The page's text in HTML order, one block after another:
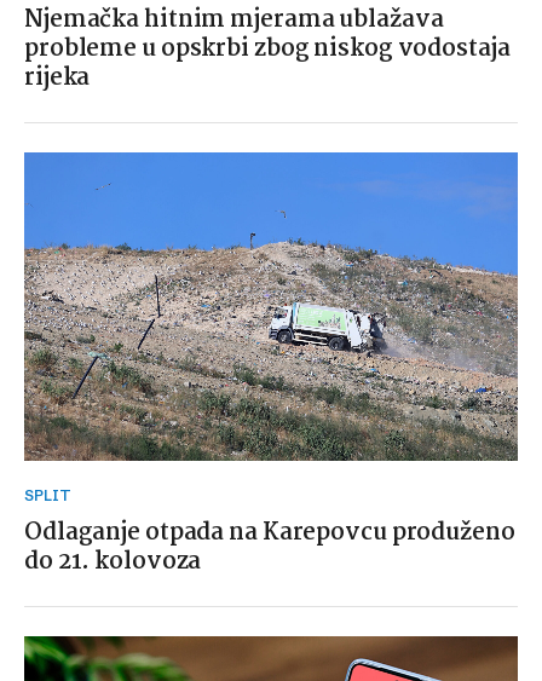
Njemačka hitnim mjerama ublažava
probleme u opskrbi zbog niskog vodostaja
rijeka
SPLIT
Odlaganje otpada na Karepovcu produženo
do 21. kolovoza